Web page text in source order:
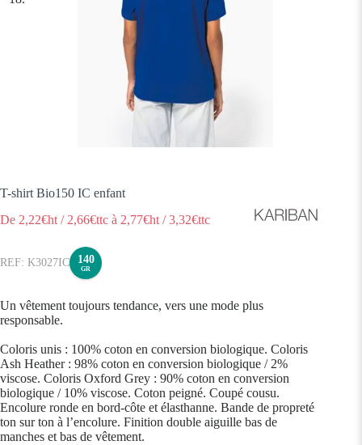
T-shirt Bio150 IC enfant
De 2,22€ht / 2,66€ttc à 2,77€ht /3,32€ttc
K3027IC 140
GR
Un vêtement toujours tendance, vers une mode plus
responsable.
Coloris unis : 100% coton en conversion biologique. Coloris
Ash Heather : 98% coton en conversion biologique / 2%
viscose. Coloris Oxford Grey : 90% coton en conversion
biologique / 10% viscose. Coton peigné. Coupé cousu.
Encolure ronde en bord-côte et élasthanne. Bande de propreté
ton sur ton à l’encolure. Finition double aiguille bas de
manches et bas de vêtement.